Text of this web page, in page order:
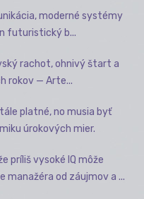
moderné systémy
futuristický b...
rachot, ohnivý štart a
rokov — Arte...
platné, no musia byť
úrokových mier.
príliš vysoké IQ môže
manažéra od záujmov a ...